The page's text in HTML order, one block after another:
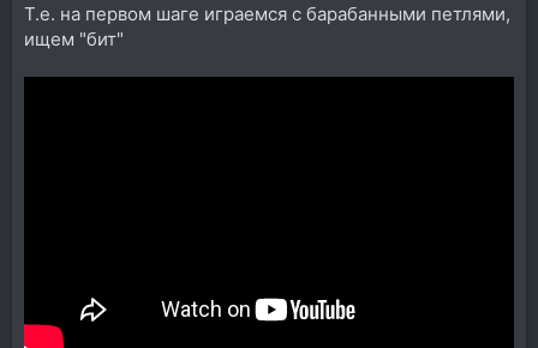
Т.е. на первом шаге играемся с барабанными петлями,
ищем "бит"